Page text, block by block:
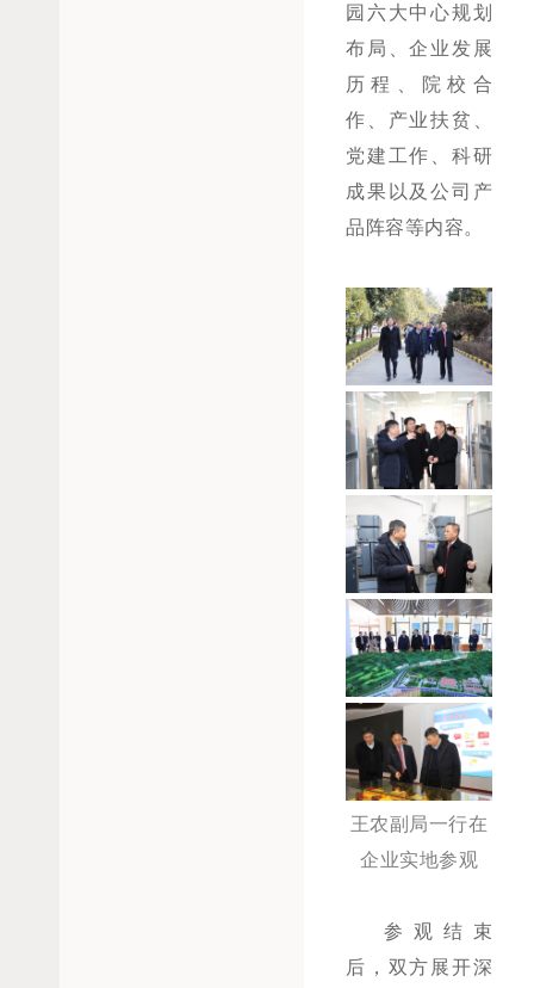
园六大中心规划
布局、企业发展
历程、院校合
作、产业扶贫、
党建工作、科研
成果以及公司产
品阵容等内容。
王农副局一行在
企业实地参观
参观结束
后，双方展开深